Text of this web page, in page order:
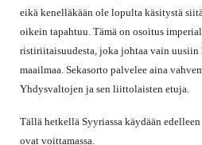
eikä kenelläkään ole lopulta käsitystä
oikein tapahtuu. Tämä on osoitus
ristiriitaisuudesta, joka johtaa vain
maailmaa. Sekasorto palvelee aina
Yhdysvaltojen ja sen liittolaisten etuja.
Tällä hetkellä Syyriassa käydään
ovat voittamassa.